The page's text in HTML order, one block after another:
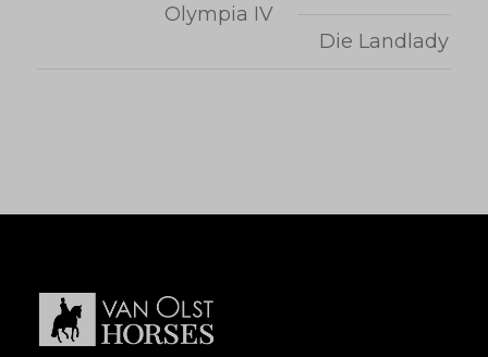
Olympia IV
Die Landlady